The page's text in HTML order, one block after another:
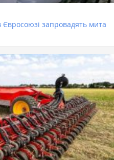
Євросоюзі запровадять мита